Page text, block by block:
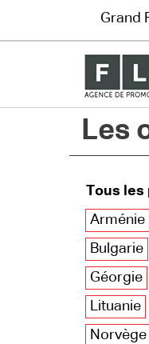
Grand
Immersion
Les pages PRO
Grand
Les
Tous les
Arménie
Bulgarie
Géorgie
Lituanie
Norvège